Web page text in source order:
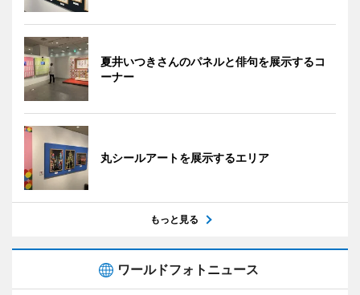
夏井いつきさんのパネルと俳句を展示するコ
ーナー
丸シールアートを展示するエリア
もっと見る
ワールドフォトニュース